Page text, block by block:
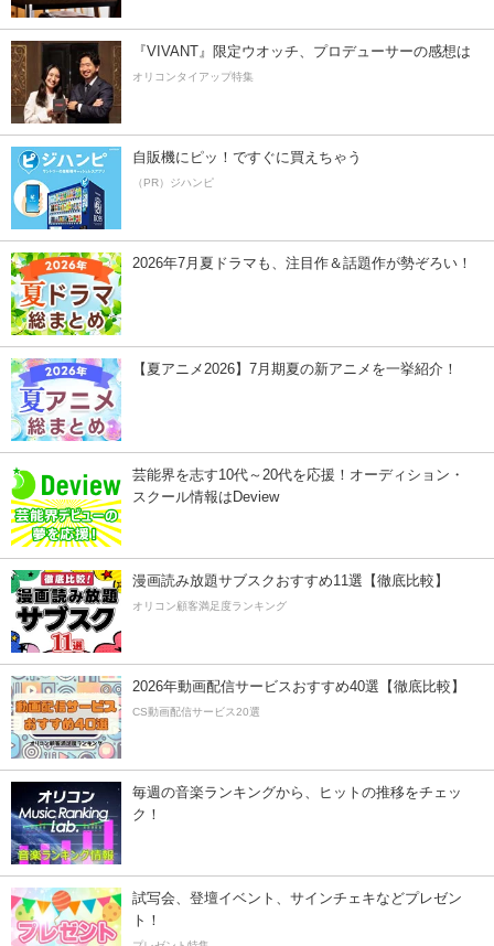
『VIVANT』限定ウオッチ、プロデューサーの感想は
オリコンタイアップ特集
自販機にピッ！ですぐに買えちゃう
（PR）ジハンピ
2026年7月夏ドラマも、注目作＆話題作が勢ぞろい！
【夏アニメ2026】7月期夏の新アニメを一挙紹介！
芸能界を志す10代～20代を応援！オーディション・
スクール情報はDeview
漫画読み放題サブスクおすすめ11選【徹底比較】
オリコン顧客満足度ランキング
2026年動画配信サービスおすすめ40選【徹底比較】
CS動画配信サービス20選
毎週の音楽ランキングから、ヒットの推移をチェッ
ク！
試写会、登壇イベント、サインチェキなどプレゼン
ト！